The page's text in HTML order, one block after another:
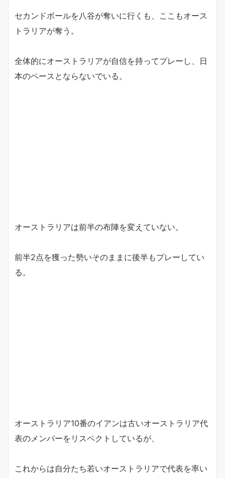
セカンドボールを八谷が奪いに行くも、ここもオース
トラリアが奪う。
全体的にオーストラリアが自信を持ってプレーし、日
本のペースとならないでいる。
オーストラリアは前半の布陣を変えていない。
前半2点を獲った勢いそのままに後半もプレーしてい
る。
オーストラリア10番のイアンは古いオーストラリア代
表のメンバーをリスペクトしているが、
これからは自分たち若いオーストラリアで代表を率い